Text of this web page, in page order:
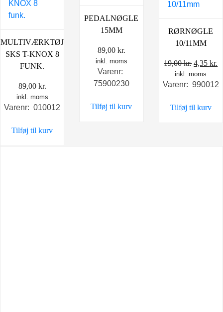
MULTIVÆRKTØJ
SKS T-KNOX 8
FUNK.
89,00 kr.
inkl. moms
Varenr: 010012
Tilføj til kurv
PEDALNØGLE
15MM
89,00 kr.
inkl. moms
Varenr:
75900230
Tilføj til kurv
RØRNØGLE
10/11MM
19,00kr. Den
pris
19,00
4,35kr.
inkl. moms
Varenr: 990012
Tilføj til kurv